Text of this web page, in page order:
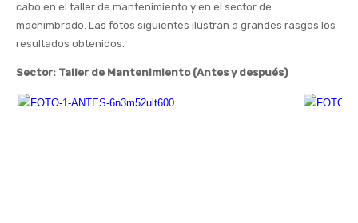
cabo en el taller de mantenimiento y en el sector de
machimbrado. Las fotos siguientes ilustran a grandes rasgos los
resultados obtenidos.
Sector: Taller de Mantenimiento (Antes y después)